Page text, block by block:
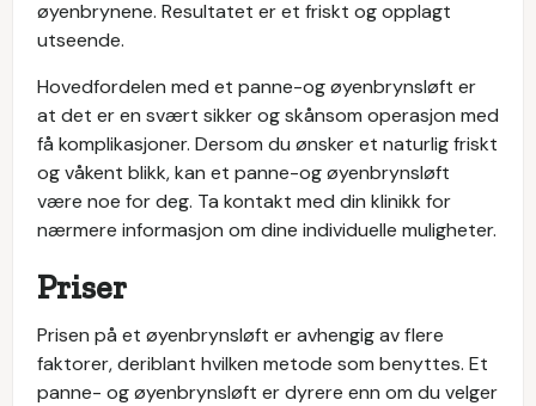
øyenbrynene. Resultatet er et friskt og opplagt
utseende.
Hovedfordelen med et panne-og øyenbrynsløft er
at det er en svært sikker og skånsom operasjon med
få komplikasjoner. Dersom du ønsker et naturlig friskt
og våkent blikk, kan et panne-og øyenbrynsløft
være noe for deg. Ta kontakt med din klinikk for
nærmere informasjon om dine individuelle muligheter.
Priser
Prisen på et øyenbrynsløft er avhengig av flere
faktorer, deriblant hvilken metode som benyttes. Et
panne- og øyenbrynsløft er dyrere enn om du velger